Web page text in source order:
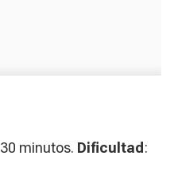
30 minutos. Dificultad: